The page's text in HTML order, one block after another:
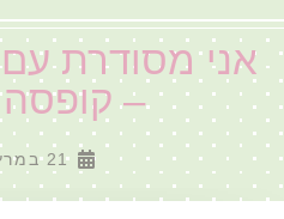
אני מסודרת
–
21 במרץ, 2023